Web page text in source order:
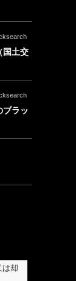
国土交
ブラッ
は却